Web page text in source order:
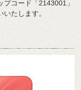
コード「2143001」
たします。